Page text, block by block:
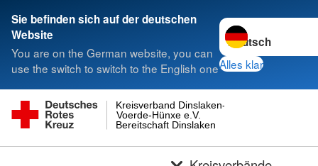
Sie befinden sich auf der deutschen
Website
You are on the German website, you can
use the switch to switch to the English one
Sprache wechseln
Alles klar
Bereitschaft Dinslaken
Voerde-Hünxe e.V.
Kreisverband Dinslaken-